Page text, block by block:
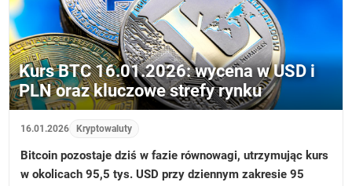
Kurs BTC 16.01.2026: wycena w USD i
PLN oraz kluczowe strefy rynku
16.01.2026 Kryptowaluty
Bitcoin pozostaje dziś w fazie równowagi, utrzymując kurs
w okolicach 95,5 tys. USD przy dziennym zakresie 95